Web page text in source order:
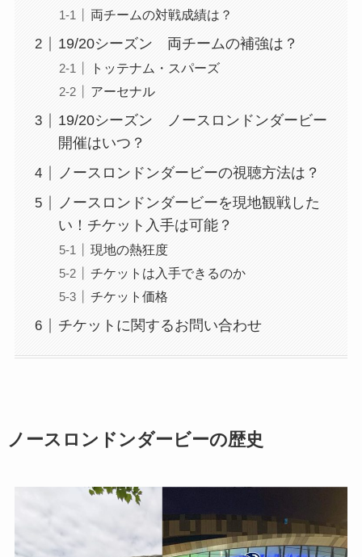
両チームの対戦成績は？
19/20シーズン 両チームの補強は？
トッテナム・スパーズ
アーセナル
19/20シーズン ノースロンドンダービー
開催はいつ？
ノースロンドンダービーの視聴方法は？
ノースロンドンダービーを現地観戦した
い！チケット入手は可能？
現地の熱狂度
チケットは入手できるのか
チケット価格
チケットに関するお問い合わせ
ノースロンドンダービーの歴史